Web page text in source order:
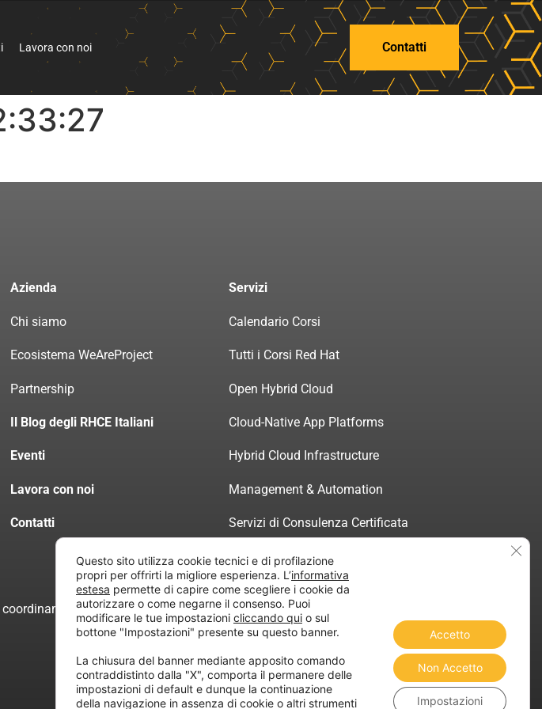
Lavora con noi Contatti
Azienda
Chi siamo
Ecosistema WeAreProject
Partnership
Il Blog degli RHCE Italiani
Eventi
Lavora con noi
Contatti
Servizi
Calendario Corsi
Tutti i Corsi Red Hat
Open Hybrid Cloud
Cloud-Native App Platforms
Hybrid Cloud Infrastructure
Management & Automation
Servizi di Consulenza Certificata
di “Project Informatica”
Questo sito utilizza cookie tecnici e di profilazione
propri per offrirti la migliore esperienza. L’informativa
estesa permette di capire come scegliere i cookie da
autorizzare o come negarne il consenso. Puoi
modificare le tue impostazioni cliccando qui o sul
bottone "Impostazioni" presente su questo banner.
La chiusura del banner mediante apposito comando
contraddistinto dalla "X", comporta il permanere delle
impostazioni di default e dunque la continuazione
della navigazione in assenza di cookie o altri strumenti
Accetto
Non Accetto
Impostazioni